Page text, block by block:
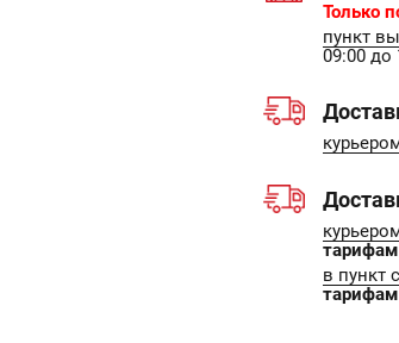
Только
пункт
09:00 до
тарифам
в пункт
тарифам